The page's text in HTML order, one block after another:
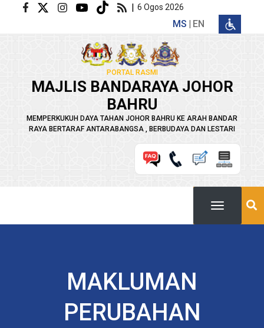
Langkau ke kandungan utama | 6 Ogos 2026
MS EN
PORTAL RASMI
MAJLIS BANDARAYA JOHOR
BAHRU
MEMPERKUKUH DAYA TAHAN JOHOR BAHRU KE ARAH BANDAR
RAYA BERTARAF ANTARABANGSA , BERBUDAYA DAN LESTARI
MAKLUMAN
PERUBAHAN